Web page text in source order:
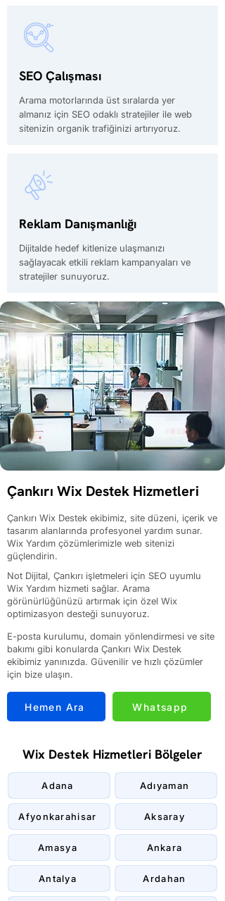
SEO Çalışması
Arama motorlarında üst sıralarda yer
almanız için SEO odaklı stratejiler ile web
sitenizin organik trafiğinizi artırıyoruz.
Reklam Danışmanlığı
Dijitalde hedef kitlenize ulaşmanızı
sağlayacak etkili reklam kampanyaları ve
stratejiler sunuyoruz.
Çankırı Wix Destek Hizmetleri
Çankırı Wix Destek ekibimiz, site düzeni, içerik ve
tasarım alanlarında profesyonel yardım sunar.
Wix Yardım çözümlerimizle web sitenizi
güçlendirin.
Not Dijital, Çankırı işletmeleri için SEO uyumlu
Wix Yardım hizmeti sağlar. Arama
görünürlüğünüzü artırmak için özel Wix
optimizasyon desteği sunuyoruz.
E-posta kurulumu, domain yönlendirmesi ve site
bakımı gibi konularda Çankırı Wix Destek
ekibimiz yanınızda. Güvenilir ve hızlı çözümler
için bize ulaşın.
Hemen Ara Whatsapp
Wix Destek Hizmetleri Bölgeler
Adana
Afyonkarahisar
Amasya
Antalya
Adıyaman
Aksaray
Ankara
Ardahan